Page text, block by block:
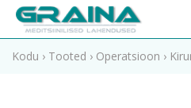
Kodu › Tooted › Operatsioon ›